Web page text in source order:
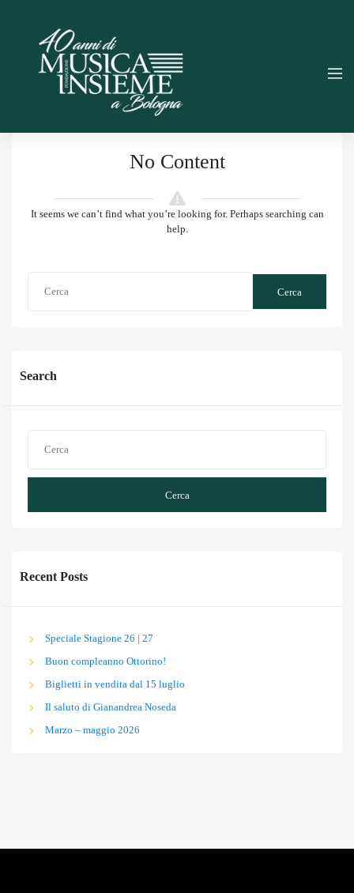
No Content
It seems we can’t find what you’re looking for. Perhaps searching can
help.
Cerca
Search
Cerca
Recent Posts
Speciale Stagione 26 | 27
Buon compleanno Ottorino!
Biglietti in vendita dal 15 luglio
Il saluto di Gianandrea Noseda
Marzo – maggio 2026